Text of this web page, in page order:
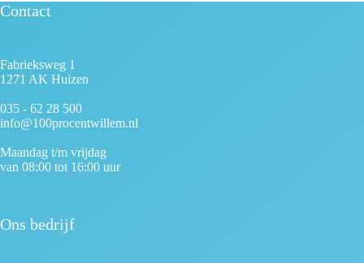
Contact
Fabrieksweg 1
1271 AK Huizen
035 - 62 28 500
info@100procentwillem.nl
Maandag t/m vrijdag
van 08:00 tot 16:00 uur
Ons bedrijf